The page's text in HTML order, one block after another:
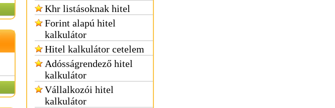
Khr listásoknak hitel
Forint alapú hitel
kalkulátor
Hitel kalkulátor cetelem
Adósságrendező hitel
kalkulátor
Vállalkozói hitel
kalkulátor